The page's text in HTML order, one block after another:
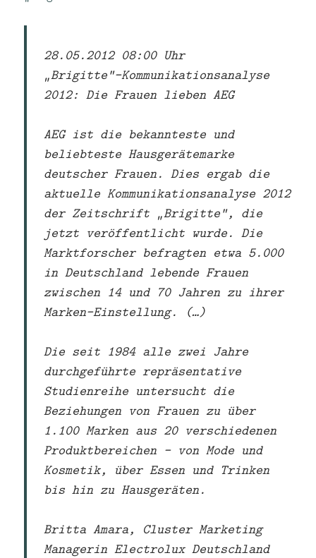
28.05.2012 08:00 Uhr
„Brigitte“-Kommunikationsanalyse
2012: Die Frauen lieben AEG
AEG ist die bekannteste und
beliebteste Hausgerätemarke
deutscher Frauen. Dies ergab die
aktuelle Kommunikationsanalyse 2012
der Zeitschrift „Brigitte“, die
jetzt veröffentlicht wurde. Die
Marktforscher befragten etwa 5.000
in Deutschland lebende Frauen
zwischen 14 und 70 Jahren zu ihrer
Marken-Einstellung. (…)
Die seit 1984 alle zwei Jahre
durchgeführte repräsentative
Studienreihe untersucht die
Beziehungen von Frauen zu über
1.100 Marken aus 20 verschiedenen
Produktbereichen – von Mode und
Kosmetik, über Essen und Trinken
bis hin zu Hausgeräten.
Britta Amara, Cluster Marketing
Managerin Electrolux Deutschland